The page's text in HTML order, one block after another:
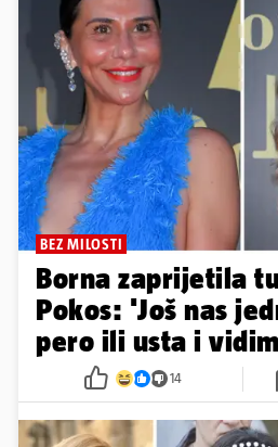
BEZ MILOSTI
Borna zaprijetila
Pokos: 'Još nas
pero ili usta i
14